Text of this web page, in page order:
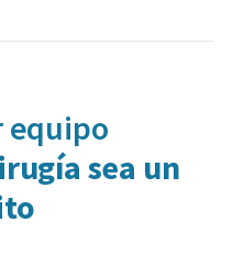
equipo
sea un